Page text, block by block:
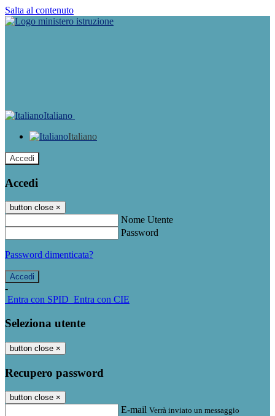
Salta al contenuto
Italiano
Italiano
Accedi
Accedi
button close ×
Nome Utente
Password
Password dimenticata?
-
Entra con SPID Entra con CIE
Seleziona utente
button close ×
Recupero password
button close ×
E-mail Verrà inviato un messaggio